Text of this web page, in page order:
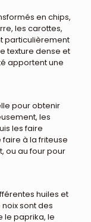
en chips,
les carottes,
particulièrement
texture dense et
apportent une
pour obtenir
les
les faire
à la friteuse
ou au four pour
huiles et
noix sont des
le paprika, le